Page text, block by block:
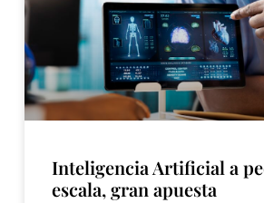
Inteligencia Artificial a
escala, gran apuesta